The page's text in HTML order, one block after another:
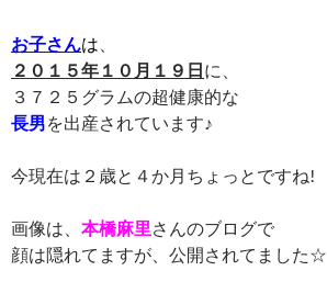
お子さんは
２０１５年１０月１９日に、
３７２５グラムの超健康的な
長男を出産されています♪
今現在は２歳と４か月ちょっとですね!
画像は、 本橋麻里さんのブログで
顔は隠れてますが、公開されてました☆